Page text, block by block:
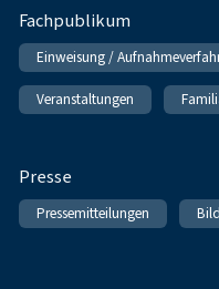
Fachpublikum
Einweisung /
Veranstaltungen
Presse
Pressemitteilungen